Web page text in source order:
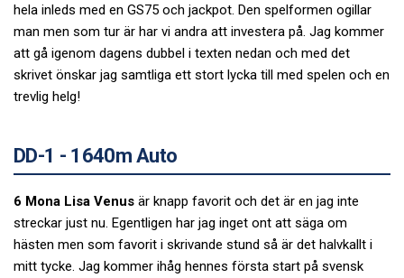
hela inleds med en GS75 och jackpot. Den spelformen ogillar
man men som tur är har vi andra att investera på. Jag kommer
att gå igenom dagens dubbel i texten nedan och med det
skrivet önskar jag samtliga ett stort lycka till med spelen och en
trevlig helg!
DD-1 - 1640m Auto
6 Mona Lisa Venus är knapp favorit och det är en jag inte
streckar just nu. Egentligen har jag inget ont att säga om
hästen men som favorit i skrivande stund så är det halvkallt i
mitt tycke. Jag kommer ihåg hennes första start på svensk